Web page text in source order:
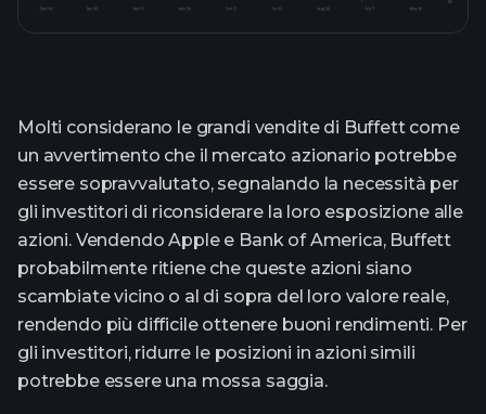
Molti considerano le grandi vendite di Buffett come
un avvertimento che il mercato azionario potrebbe
essere sopravvalutato, segnalando la necessità per
gli investitori di riconsiderare la loro esposizione alle
azioni. Vendendo Apple e Bank of America, Buffett
probabilmente ritiene che queste azioni siano
scambiate vicino o al di sopra del loro valore reale,
rendendo più difficile ottenere buoni rendimenti. Per
gli investitori, ridurre le posizioni in azioni simili
potrebbe essere una mossa saggia.